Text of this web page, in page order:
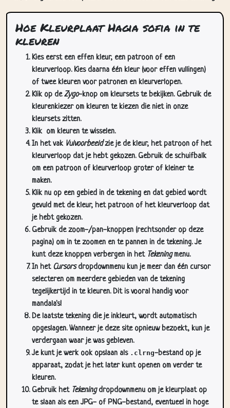
Hoe Kleurplaat Hagia sofia in te
kleuren
Kies eerst een effen kleur, een patroon of een
kleurverloop. Kies daarna één kleur (voor effen vullingen)
of twee kleuren voor patronen en kleurverlopen.
Klik op deZygo-knop om kleursets te bekijken. Gebruik de
kleurenkiezer om kleuren te kiezen die niet in onze
kleursets zitten.
Klik om kleuren te wisselen.
In het vak Vulvoorbeeldzie je de kleur, het patroon of het
kleurverloop dat je hebt gekozen. Gebruik de schuifbalk
om een patroon of kleurverloop groter of kleiner te
maken.
Klik nu op een gebied in de tekening en dat gebied wordt
gevuld met de kleur, het patroon of het kleurverloop dat
je hebt gekozen.
Gebruik de zoom-/pan-knoppen (rechtsonder op deze
pagina) om in te zoomen en te pannen in de tekening. Je
kunt deze knoppen verbergen in het Tekeningmenu.
In het Cursorsdropdownmenu kun je meer dan één cursor
selecteren om meerdere gebieden van de tekening
tegelijkertijd in te kleuren. Dit is vooral handig voor
mandala's!
De laatste tekening die je inkleurt, wordt automatisch
opgeslagen. Wanneer je deze site opnieuw bezoekt, kun je
verdergaan waar je was gebleven.
Je kunt je werk ook opslaan als .clrng-bestand op je
apparaat, zodat je het later kunt openen om verder te
kleuren.
Gebruik het Tekeningdropdownmenu om je kleurplaat op
te slaan als een JPG- of PNG-bestand, eventueel in hoge